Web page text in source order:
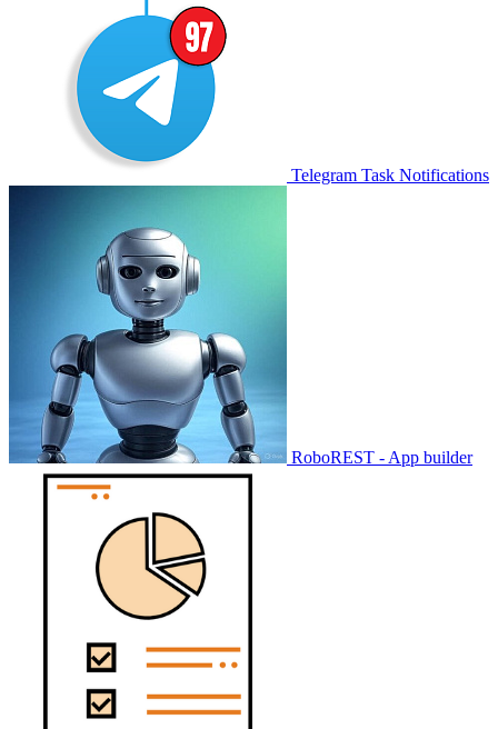
Telegram Task Notifications
RoboREST - App builder